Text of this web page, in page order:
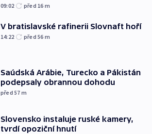
09:02 před 16 m
V bratislavské rafinerii Slovnaft hoří
14:22 před 56 m
Saúdská Arábie, Turecko a Pákistán
podepsaly obrannou dohodu
před 57 m
Slovensko instaluje ruské kamery,
tvrdí opoziční hnutí